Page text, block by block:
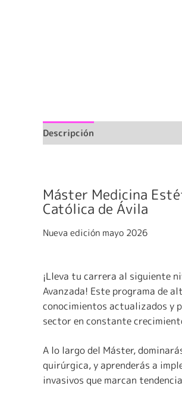
Descripción
Máster Medicina
Católica de Ávila
Nueva edición mayo 2026
¡Lleva tu carrera al siguiente
Avanzada! Este programa de
conocimientos actualizados y
sector en constante
A lo largo del Máster,
quirúrgica, y aprenderás a
invasivos que marcan